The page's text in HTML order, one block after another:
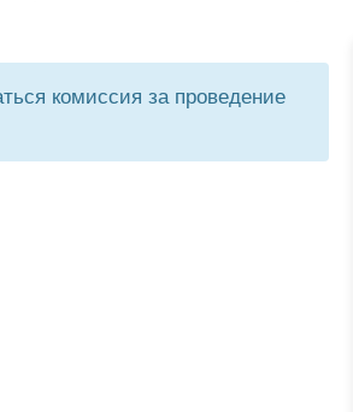
комиссия за проведение